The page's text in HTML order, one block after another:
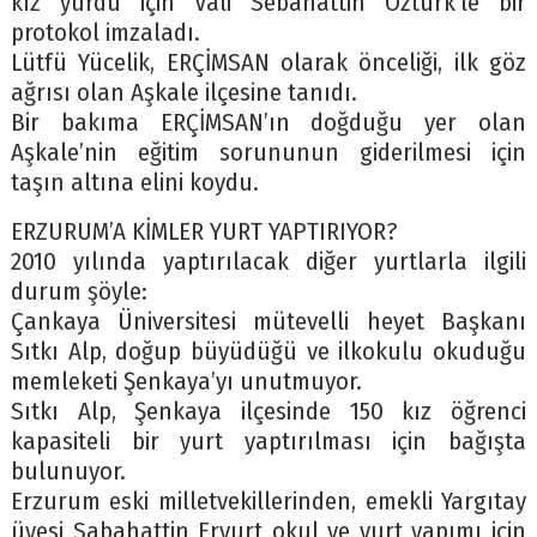
protokol imzaladı.
Lütfü Yücelik, ERÇİMSAN olarak önceliği, ilk göz
ağrısı olan Aşkale ilçesine tanıdı.
Bir bakıma ERÇİMSAN’ın doğduğu yer olan
Aşkale’nin eğitim sorununun giderilmesi için
taşın altına elini koydu.
ERZURUM’A KİMLER YURT YAPTIRIYOR?
2010 yılında yaptırılacak diğer yurtlarla ilgili
durum şöyle:
Çankaya Üniversitesi mütevelli heyet Başkanı
Sıtkı Alp, doğup büyüdüğü ve ilkokulu okuduğu
memleketi Şenkaya’yı unutmuyor.
Sıtkı Alp, Şenkaya ilçesinde 150 kız öğrenci
kapasiteli bir yurt yaptırılması için bağışta
bulunuyor.
Erzurum eski milletvekillerinden, emekli Yargıtay